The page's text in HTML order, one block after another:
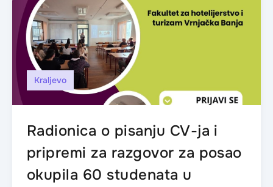
Kraljevo
Radionica o pisanju CV-ja i
pripremi za razgovor za posao
okupila 60 studenata u